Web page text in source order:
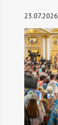
23.07.2026